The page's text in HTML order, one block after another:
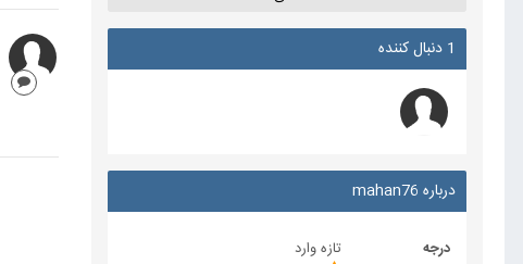
1 دنبال کننده
درباره mahan76
درجه تازه وارد